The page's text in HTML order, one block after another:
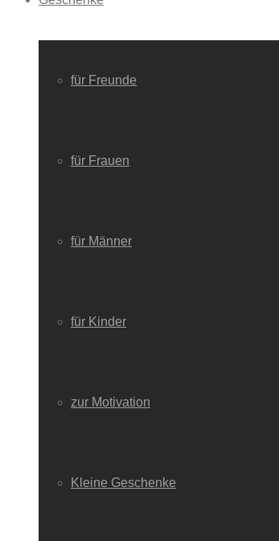
für Freunde
für Frauen
für Männer
für Kinder
zur Motivation
Kleine Geschenke